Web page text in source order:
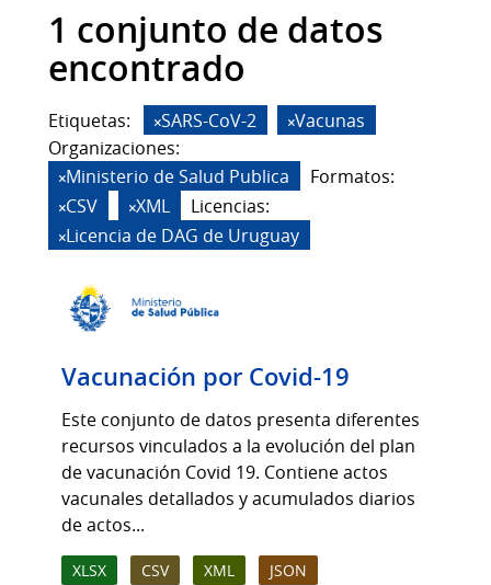
1 conjunto de datos
encontrado
Etiquetas: SARS-CoV-2
Vacunas
Organizaciones:
Ministerio de Salud Publica
Formatos:
CSV
XML
Licencias:
Licencia de DAG de Uruguay
Vacunación por Covid-19
Este conjunto de datos presenta diferentes
recursos vinculados a la evolución del plan
de vacunación Covid 19. Contiene actos
vacunales detallados y acumulados diarios
de actos...
XLSX CSV XML JSON